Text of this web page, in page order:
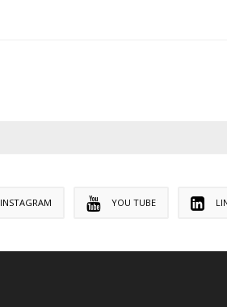
INSTAGRAM YOU TUBE